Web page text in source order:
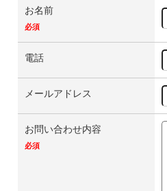
お名前
必須
電話
メールアドレス
お問い合わせ内容
必須